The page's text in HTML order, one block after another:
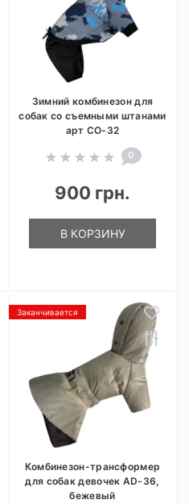
Зимний комбинезон для
собак со съемными штанами
арт CO-32
0
900 грн.
В КОРЗИНУ
Заканчивается
Комбинезон-трансформер
для собак девочек AD-36,
бежевый